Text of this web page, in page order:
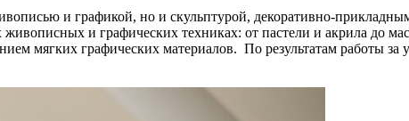
и графикой, но и скульптурой, декоративно-
и графических техниках: от пастели и акрила до
мягких графических материалов. По результатам работы